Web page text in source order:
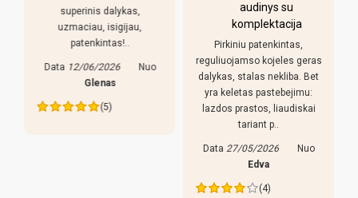
superinis dalykas,
uzmaciau, isigijau,
patenkintas!..
Data 12/06/2026
Nuo
Glenas
(5)
audinys su
komplektacija
Pirkiniu patenkintas,
reguliuojamso kojeles geras
dalykas, stalas nekliba. Bet
yra keletas pastebejimu:
lazdos prastos, liaudiskai
tariant p..
Data 27/05/2026
Nuo
Edva
(4)